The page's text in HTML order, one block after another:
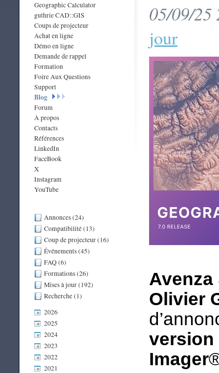
Geographic Calculator
guthrie CAD::GIS
Coups de projecteur
Achat en ligne
Démo en ligne
Demande de rappel
Formation
Foire Aux Questions
Support
Blog
Forum
À propos
Contacts
Références
LinkedIn
FaceBook
X
Instagram
YouTube
Annonces (24)
Compatibilité (13)
Coup de projecteur (16)
Événements (45)
FAQ (6)
Formations (26)
Mises à jour (192)
Recherche (1)
2026
2025
2024
2023
2022
2021
05/09/
jour
Avenza
Olivier
version
Imager